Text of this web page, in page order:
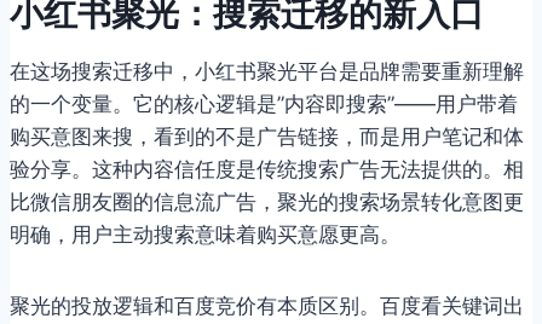
小红书聚光：搜索迁移的新入口
在这场搜索迁移中，小红书聚光平台是品牌需要重新理解
的一个变量。它的核心逻辑是”内容即搜索”——用户带着
购买意图来搜，看到的不是广告链接，而是用户笔记和体
验分享。这种内容信任度是传统搜索广告无法提供的。相
比微信朋友圈的信息流广告，聚光的搜索场景转化意图更
明确，用户主动搜索意味着购买意愿更高。
聚光的投放逻辑和百度竞价有本质区别。百度看关键词出